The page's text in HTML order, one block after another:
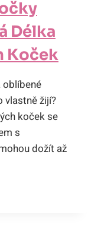
Délka
Koček
oblíbené
vlastně žijí?
koček se
s
dožít až